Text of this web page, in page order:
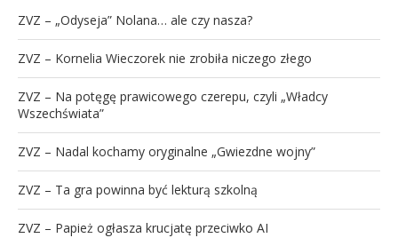
ZVZ – „Odyseja” Nolana… ale czy nasza?
ZVZ – Kornelia Wieczorek nie zrobiła niczego złego
ZVZ – Na potęgę prawicowego czerepu, czyli „Władcy
Wszechświata”
ZVZ – Nadal kochamy oryginalne „Gwiezdne wojny”
ZVZ – Ta gra powinna być lekturą szkolną
ZVZ – Papież ogłasza krucjatę przeciwko AI